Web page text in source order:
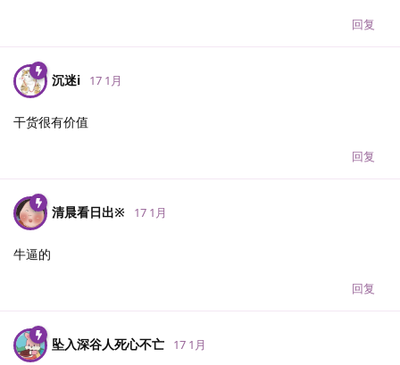
回复
沉迷i 17 1月
干货很有价值
回复
清晨看日出※ 17 1月
牛逼的
回复
坠入深谷人死心不亡 17 1月